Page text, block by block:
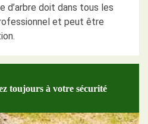
d’arbre doit dans tous les
et peut être
toujours à votre sécurité